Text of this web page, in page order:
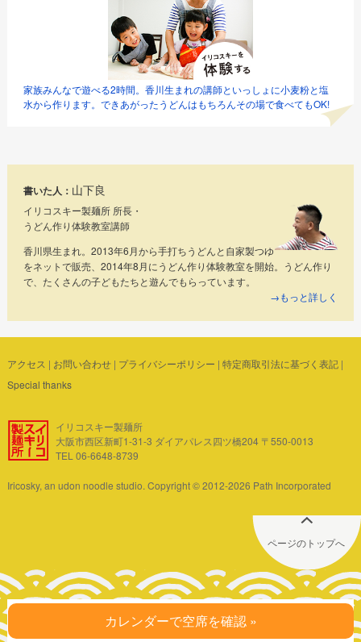
カレンダーで空席を確認 »
家族みんなで遊べる2時間。香川生まれの講師といっしょに小麦粉と塩
水から作ります。できあがったうどんはもちろんその場で食べてもOK!
書いた人： 山下良
イリコスキー製麺所 所長・
うどん作り体験教室講師
香川県生まれ。2013年6月から手打ちうどんと自家製つゆ
をネットで販売、2014年8月にうどん作り体験教室を開始。うどん作り
で、たくさんの子どもたちと遊んでもらっています。
→もっと詳しく
アクセス | お問い合わせ| プライバシーポリシー | 特定商取引法に基づく表記|
Special thanks
イリコスキー製麺所
大阪市西区新町1-31-3 ダイアパレス四ツ橋204 〒550-0013
TEL 06-6648-8739
Iricosky, an udon noodle studio. Copyright © 2012-2026 Path Incorporated
ページのトップへ